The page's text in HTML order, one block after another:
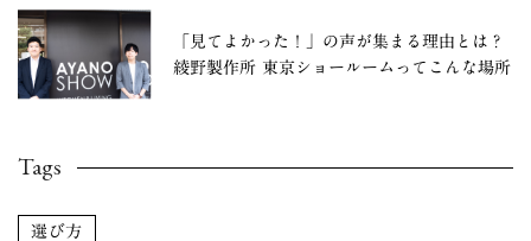
「見てよかった！」の声が集まる理由とは？
綾野製作所 東京ショールームってこんな場所
Tags
選び方